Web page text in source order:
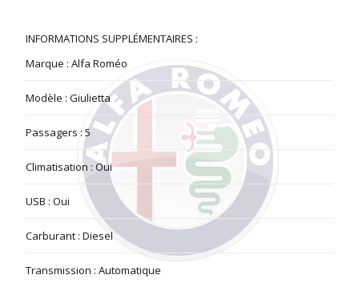
INFORMATIONS SUPPLÉMENTAIRES :
Marque : Alfa Roméo
Modèle : Giulietta
Passagers : 5
Climatisation : Oui
USB : Oui
Carburant : Diesel
Transmission : Automatique